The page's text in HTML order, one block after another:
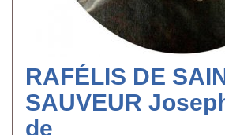
RAFÉLIS DE
SAUVEUR
de